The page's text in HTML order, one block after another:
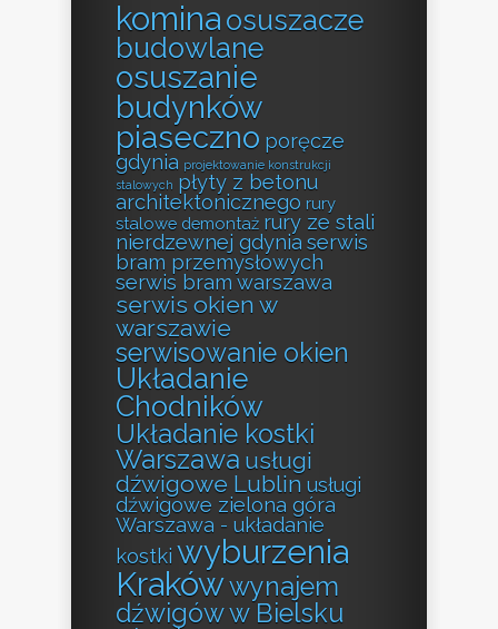
komina osuszacze
budowlane
osuszanie
budynków
piaseczno poręcze
gdynia projektowanie konstrukcji
stalowych płyty z betonu
architektonicznego rury
stalowe demontaż rury ze stali
nierdzewnej gdynia serwis
bram przemysłowych
serwis bram warszawa
serwis okien w
warszawie
serwisowanie okien
Układanie
Chodników
Układanie kostki
Warszawa usługi
dźwigowe Lublin usługi
dźwigowe zielona góra
Warszawa - układanie
kostki wyburzenia
Krakówwynajem
dźwigów w Bielsku